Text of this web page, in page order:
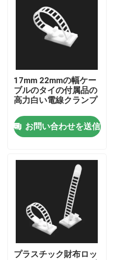
17mm 22mmの幅ケー
ブルのタイの付属品の
高力白い電線クランプ
お問い合わせを送信
プラスチック財布ロッ